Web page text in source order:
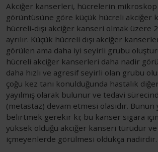
Akciğer kanserleri, hücrelerin mikroskop
görüntüsüne göre küçük hücreli akciğer
hücreli-dışı akciğer kanseri olmak üzere
ayrılır. Küçük hücreli dışı akciğer
görülen ama daha iyi seyirli grubu
hücreli akciğer kanserleri daha nadir
daha hızlı ve agresif seyirli olan grubu
çoğu kez tanı konulduğunda hastalık
yayılmış olarak bulunur ve tedavi
(metastaz) devam etmesi olasıdır. Bunun
belirtmek gerekir ki; bu kanser sigara
yüksek olduğu akciğer kanseri türüdür
içmeyenlerde görülmesi oldukça nadirdir.